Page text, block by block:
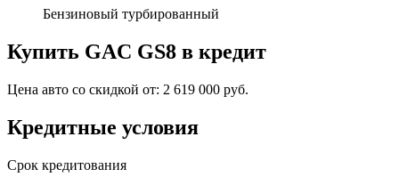
Бензиновый турбированный
Купить GAC GS8 в кредит
Цена авто со скидкой от: 2 619 000 руб.
Кредитные условия
Срок кредитования